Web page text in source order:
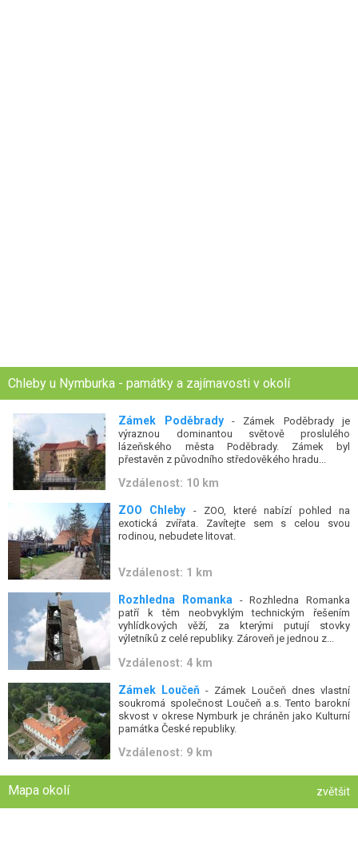
Chleby u Nymburka - památky a zajímavosti v okolí
Zámek Poděbrady- Zámek Poděbrady je
výraznou dominantou světově proslulého
lázeňského města Poděbrady. Zámek byl
přestavěn z původního středověkého hradu...
Vzdálenost: 10 km
ZOO Chleby - ZOO, které nabízí pohled na
exotická zvířata. Zavítejte sem s celou svou
rodinou, nebudete litovat.
Vzdálenost: 1 km
Rozhledna Romanka - Rozhledna Romanka
patří k těm neobvyklým technickým řešením
vyhlídkových věží, za kterými putují stovky
výletníků z celé republiky. Zároveň je jednou z...
Vzdálenost: 4 km
Zámek Loučeň - Zámek Loučeň dnes vlastní
soukromá společnost Loučeň a.s. Tento barokní
skvost v okrese Nymburk je chráněn jako Kulturní
památka České republiky.
Vzdálenost: 9 km
Mapa okolí zvětšit